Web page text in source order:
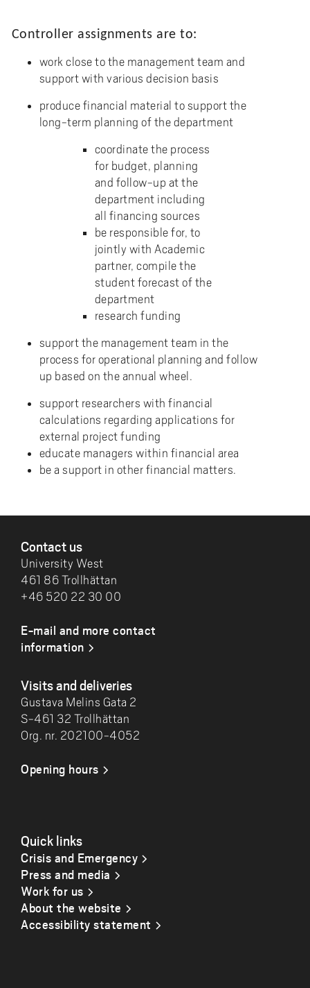
Controller assignments are to:
work close to the management team and
support with various decision basis
produce financial material to support the
long-term planning of the department
coordinate the process
for budget, planning
and follow-up at the
department including
all financing sources
be responsible for, to
jointly with Academic
partner, compile the
student forecast of the
department
research funding
support the management team in the
process for operational planning and follow
up based on the annual wheel.
support researchers with financial
calculations regarding applications for
external project funding
educate managers within financial area
be a support in other financial matters.
Contact us
University West
461 86 Trollhättan
+46 520 22 30 00
E-mail and more contact
information
Visits and deliveries
Gustava Melins Gata 2
S-461 32 Trollhättan
Org. nr. 202100-4052
Opening hours
Quick links
Crisis and Emergency
Press and media
Work for us
About the website
Accessibility statement